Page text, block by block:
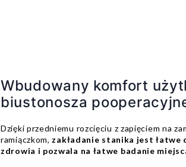
Wbudowany komfort
biustonosza
Dzięki przedniemu rozcięciu z zapięciem na
ramiączkom, zakładanie stanika jest łatwe
zdrowia i pozwala na łatwe badanie